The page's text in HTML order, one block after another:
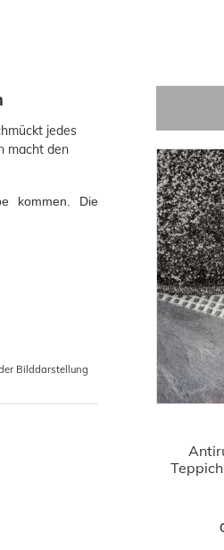
jedes
macht den
kommen. Die
Bilddarstellung